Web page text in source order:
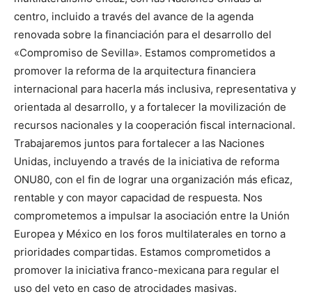
centro, incluido a través del avance de la agenda
renovada sobre la financiación para el desarrollo del
«Compromiso de Sevilla». Estamos comprometidos a
promover la reforma de la arquitectura financiera
internacional para hacerla más inclusiva, representativa y
orientada al desarrollo, y a fortalecer la movilización de
recursos nacionales y la cooperación fiscal internacional.
Trabajaremos juntos para fortalecer a las Naciones
Unidas, incluyendo a través de la iniciativa de reforma
ONU80, con el fin de lograr una organización más eficaz,
rentable y con mayor capacidad de respuesta. Nos
comprometemos a impulsar la asociación entre la Unión
Europea y México en los foros multilaterales en torno a
prioridades compartidas. Estamos comprometidos a
promover la iniciativa franco-mexicana para regular el
uso del veto en caso de atrocidades masivas.